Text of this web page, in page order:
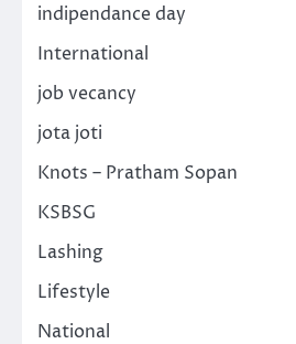
indipendance day
International
job vecancy
jota joti
Knots – Pratham Sopan
KSBSG
Lashing
Lifestyle
National